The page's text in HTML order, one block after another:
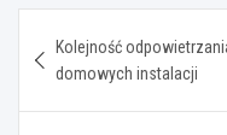
wpisu
Kolejność
domowych instalacji